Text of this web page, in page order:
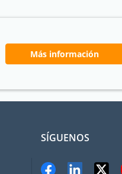
Más información
SÍGUENOS